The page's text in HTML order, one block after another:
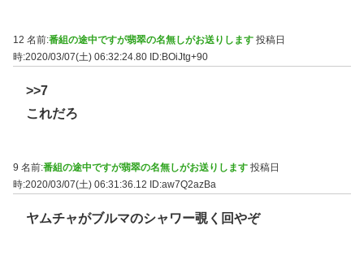
12 名前:番組の途中ですが翡翠の名無しがお送りします 投稿日
時:2020/03/07(土) 06:32:24.80 ID:BOiJtg+90
>>7
これだろ
9 名前:番組の途中ですが翡翠の名無しがお送りします 投稿日
時:2020/03/07(土) 06:31:36.12 ID:aw7Q2azBa
ヤムチャがブルマのシャワー覗く回やぞ